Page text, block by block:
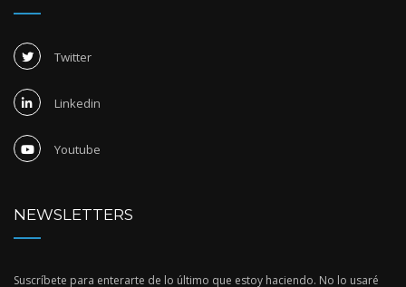
Twitter
Linkedin
Youtube
NEWSLETTERS
Suscríbete para enterarte de lo último que estoy haciendo. No lo usaré